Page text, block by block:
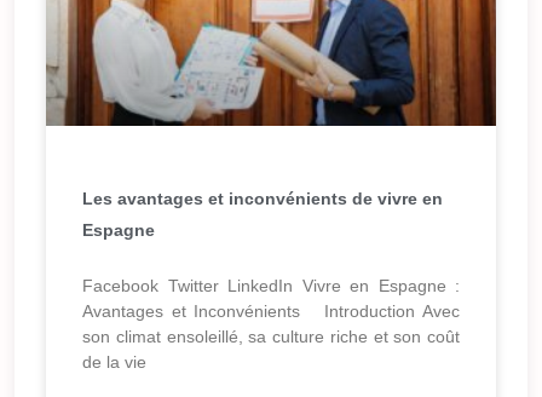
Les avantages et inconvénients de vivre en
Espagne
Facebook Twitter LinkedIn Vivre en Espagne :
Avantages et Inconvénients Introduction Avec
son climat ensoleillé, sa culture riche et son coût
de la vie